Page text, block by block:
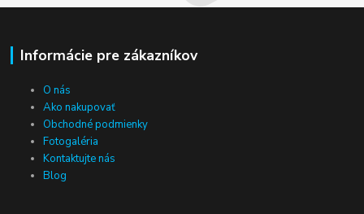
Informácie pre zákazníkov
O nás
Ako nakupovať
Obchodné podmienky
Fotogaléria
Kontaktujte nás
Blog